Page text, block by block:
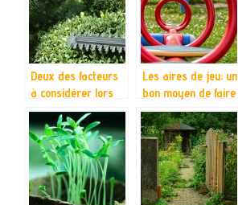
végétaux
Deux des facteurs
à considérer lors
de l’achat d’un
taille-haie : Type et
matériau
Les aires de jeu; un
bon moyen de faire
plaisir à vos
enfants sans
prendre de risques